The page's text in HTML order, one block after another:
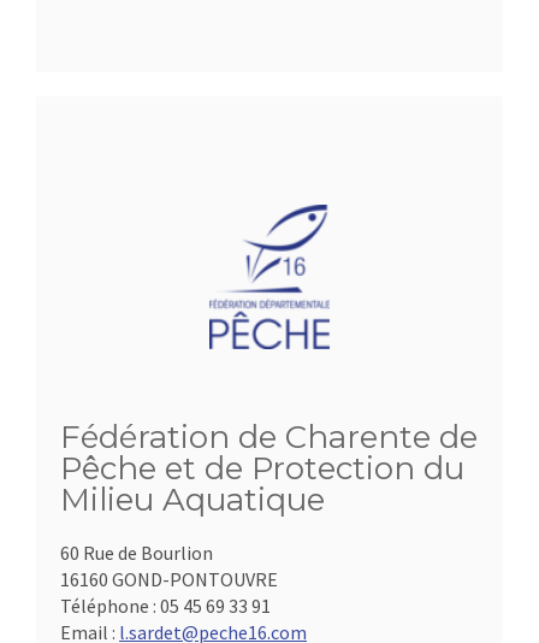
Fédération de Charente de
Pêche et de Protection du
Milieu Aquatique
60 Rue de Bourlion
16160 GOND-PONTOUVRE
Téléphone : 05 45 69 33 91
Email : l.sardet@peche16.com